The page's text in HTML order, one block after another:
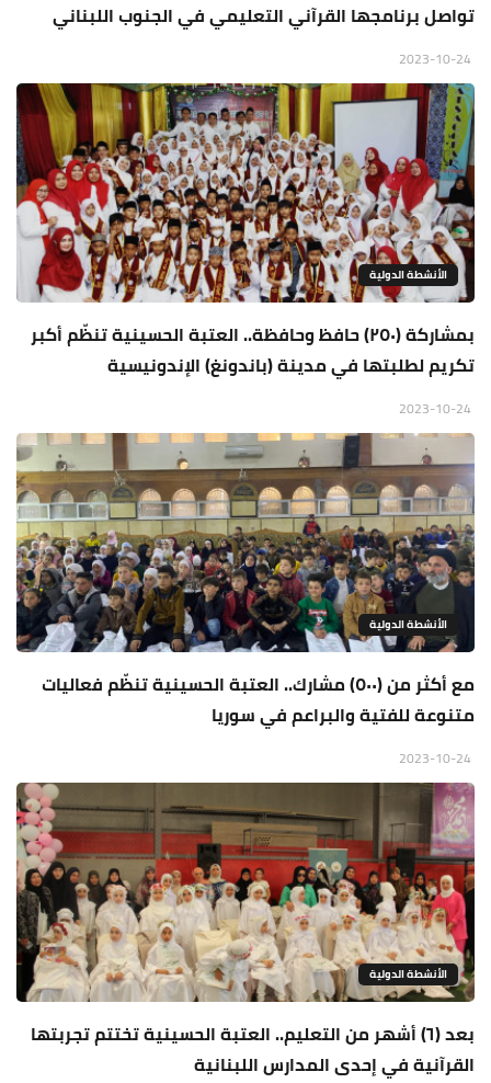
تواصل برنامجها القرآني التعليمي في الجنوب اللبناني
الأنشطة الدولية
بمشاركة (٢٥٠) حافظ وحافظة.. العتبة الحسينية تنظّم أكبر
تكريم لطلبتها في مدينة (باندونغ) الإندونيسية
الأنشطة الدولية
مع أكثر من (٥٠٠) مشارك.. العتبة الحسينية تنظّم فعاليات
متنوعة للفتية والبراعم في سوريا
الأنشطة الدولية
بعد (٦) أشهر من التعليم.. العتبة الحسينية تختتم تجربتها
القرآنية في إحدى المدارس اللبنانية